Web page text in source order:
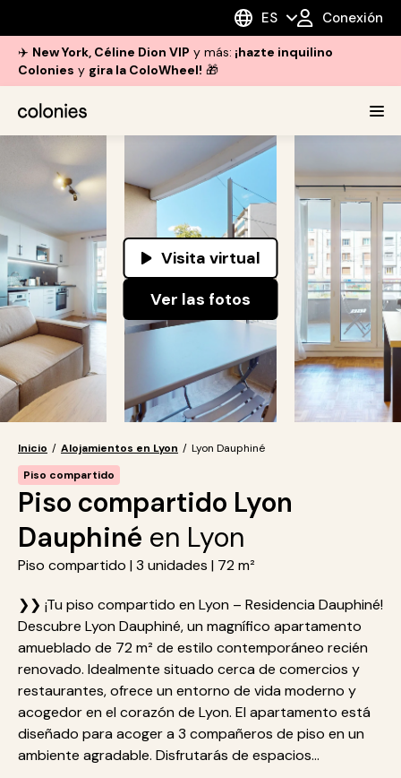
ES Conexión
✈️ New York, Céline Dion VIP y más: ¡hazte inquilino
Colonies y gira la ColoWheel! 🎁
Visita virtual
Ver las fotos
Inicio / Alojamientos en Lyon / Lyon Dauphiné
Piso compartido
Piso compartido Lyon
Dauphiné en Lyon
Piso compartido | 3 unidades | 72 m²
❯❯ ¡Tu piso compartido en Lyon – Residencia Dauphiné!
Descubre Lyon Dauphiné, un magnífico apartamento
amueblado de 72 m² de estilo contemporáneo recién
renovado. Idealmente situado cerca de comercios y
restaurantes, ofrece un entorno de vida moderno y
acogedor en el corazón de Lyon. El apartamento está
diseñado para acoger a 3 compañeros de piso en un
ambiente agradable. Disfrutarás de espacios...